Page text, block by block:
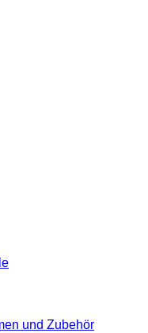
und Zubehör